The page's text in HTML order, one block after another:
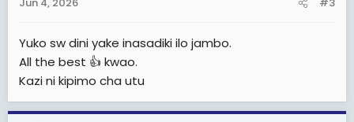
Yuko sw dini yake inasadiki ilo jambo.
All the best 👍 kwao.
Kazi ni kipimo cha utu